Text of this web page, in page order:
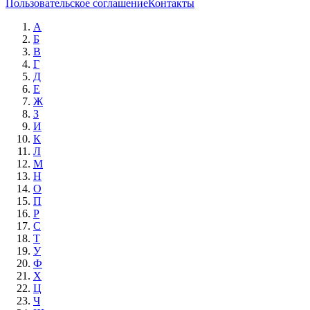
Пользовательское соглашениеКонтакты
А
Б
В
Г
Д
Е
Ж
З
И
К
Л
М
Н
О
П
Р
С
Т
У
Ф
Х
Ц
Ч